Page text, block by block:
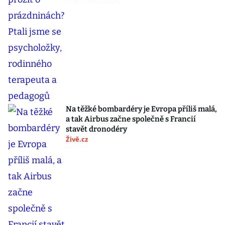
Na těžké bombardéry je Evropa příliš malá,
a tak Airbus začne společně s Francií
stavět dronodéry
Živě.cz